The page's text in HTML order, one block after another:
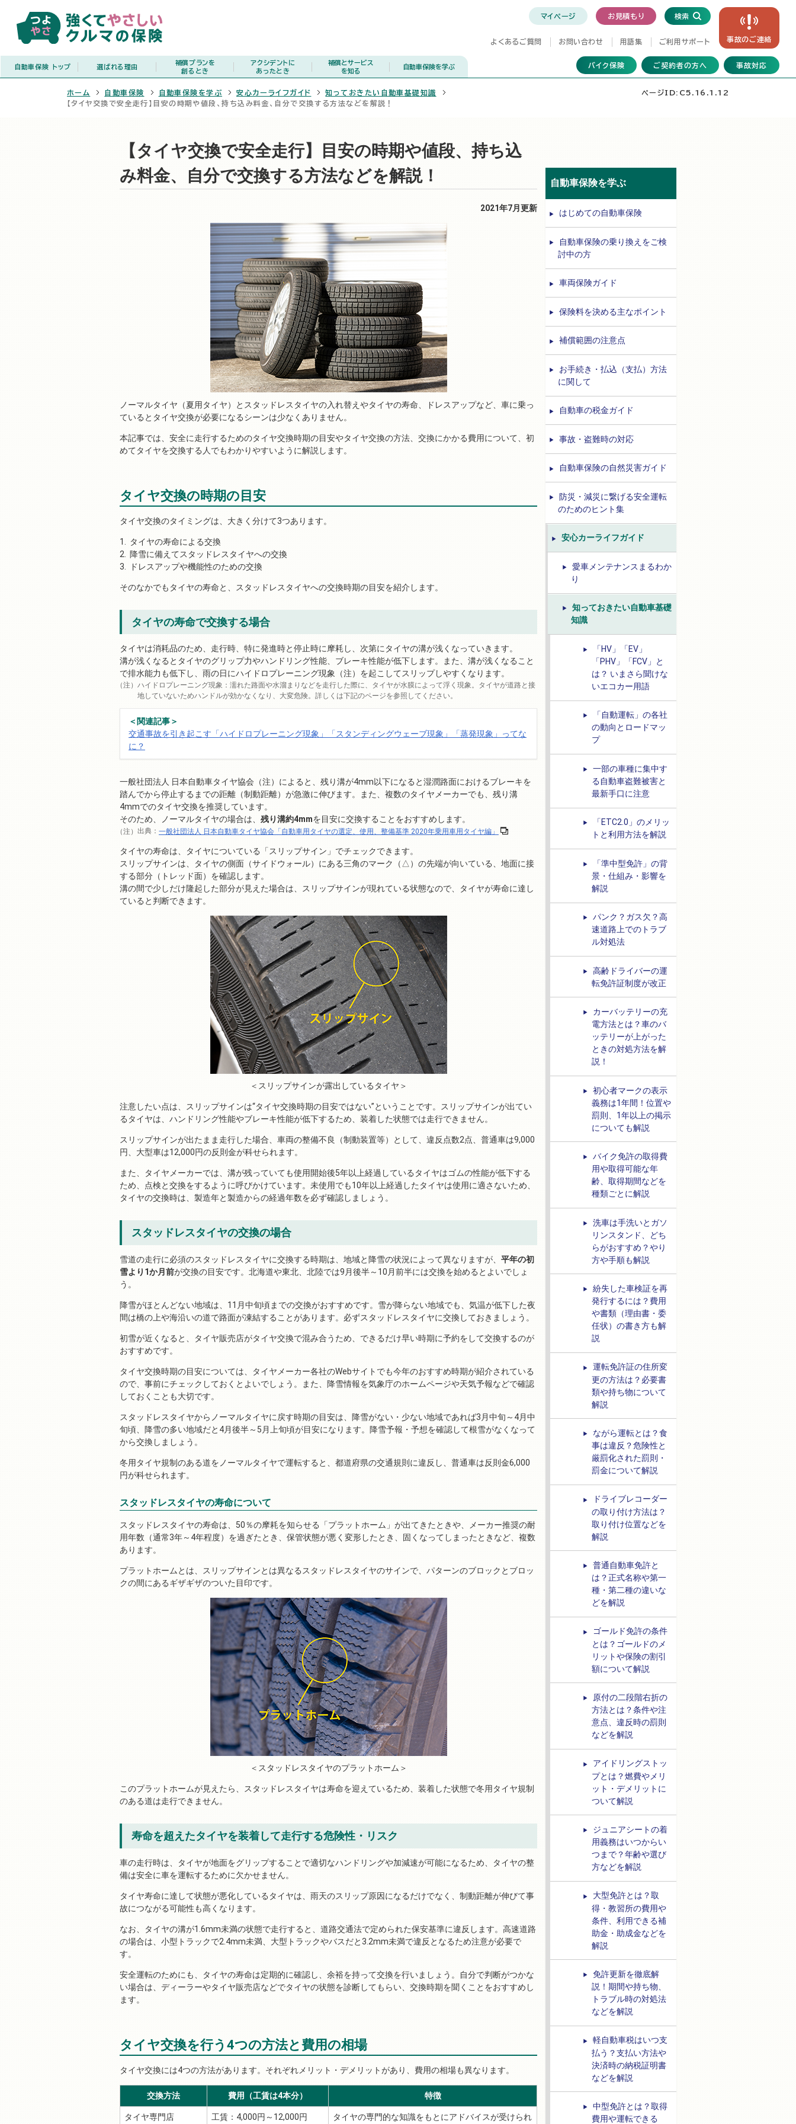
マイページ お見積もり 検索
事故のご連絡
よくあるご質問 お問い合わせ 用語集 ご利用サポート
自動車保険 トップ 選ばれる理由
補償プランを
創るとき
アクシデントに
あったとき
補償とサービス
を知る
自動車保険を学ぶ バイク保険 ご契約者の方へ 事故対応
ページID:C5.16.1.12
ホーム 自動車保険 自動車保険を学ぶ 安心カーライフガイド
知っておきたい自動車基礎知識
【タイヤ交換で安全走行】目安の時期や値段、持ち込み料金、自分で交換する方法などを解説！
【タイヤ交換で安全走行】目安の時期や値段、持ち込
み料金、自分で交換する方法などを解説！
2021年7月更新
ノーマルタイヤ（夏用タイヤ）とスタッドレスタイヤの入れ替えやタイヤの寿命、ドレスアップなど、車に乗っ
ているとタイヤ交換が必要になるシーンは少なくありません。
本記事では、安全に走行するためのタイヤ交換時期の目安やタイヤ交換の方法、交換にかかる費用について、初
めてタイヤを交換する人でもわかりやすいように解説します。
タイヤ交換の時期の目安
タイヤ交換のタイミングは、大きく分けて3つあります。
タイヤの寿命による交換
降雪に備えてスタッドレスタイヤへの交換
ドレスアップや機能性のための交換
そのなかでもタイヤの寿命と、スタッドレスタイヤへの交換時期の目安を紹介します。
タイヤの寿命で交換する場合
タイヤは消耗品のため、走行時、特に発進時と停止時に摩耗し、次第にタイヤの溝が浅くなっていきます。
溝が浅くなるとタイヤのグリップ力やハンドリング性能、ブレーキ性能が低下します。また、溝が浅くなること
で排水能力も低下し、雨の日にハイドロプレーニング現象（注）を起こしてスリップしやすくなります。
ハイドロプレーニング現象：濡れた路面や水溜まりなどを走行した際に、タイヤが水膜によって浮く現象。タイヤが道路と接
地していないためハンドルが効かなくなり、大変危険。詳しくは下記のページを参照してください。
＜関連記事＞
交通事故を引き起こす「ハイドロプレーニング現象」「スタンディングウェーブ現象」「蒸発現象」ってな
に？
一般社団法人 日本自動車タイヤ協会（注）によると、残り溝が4mm以下になると湿潤路面におけるブレーキを
踏んでから停止するまでの距離（制動距離）が急激に伸びます。また、複数のタイヤメーカーでも、残り溝
4mmでのタイヤ交換を推奨しています。
そのため、ノーマルタイヤの場合は、 残り溝約4mmを目安に交換することをおすすめします。
出典： 一般社団法人 日本自動車タイヤ協会「自動車用タイヤの選定、使用、整備基準 2020年乗用車用タイヤ編」
タイヤの寿命は、タイヤについている「スリップサイン」でチェックできます。
スリップサインは、タイヤの側面（サイドウォール）にある三角のマーク（△）の先端が向いている、地面に接
する部分（トレッド面）を確認します。
溝の間で少しだけ隆起した部分が見えた場合は、スリップサインが現れている状態なので、タイヤが寿命に達し
ていると判断できます。
＜スリップサインが露出しているタイヤ＞
注意したい点は、スリップサインは“タイヤ交換時期の目安ではない”ということです。スリップサインが出てい
るタイヤは、ハンドリング性能やブレーキ性能が低下するため、装着した状態では走行できません。
スリップサインが出たまま走行した場合、車両の整備不良（制動装置等）として、違反点数2点、普通車は9,000
円、大型車は12,000円の反則金が科せられます。
また、タイヤメーカーでは、溝が残っていても使用開始後5年以上経過しているタイヤはゴムの性能が低下する
ため、点検と交換をするように呼びかけています。未使用でも10年以上経過したタイヤは使用に適さないため、
タイヤの交換時は、製造年と製造からの経過年数を必ず確認しましょう。
スタッドレスタイヤの交換の場合
雪道の走行に必須のスタッドレスタイヤに交換する時期は、地域と降雪の状況によって異なりますが、 平年の初
雪より1か月前が交換の目安です。北海道や東北、北陸では9月後半～10月前半には交換を始めるとよいでしょ
う。
降雪がほとんどない地域は、11月中旬頃までの交換がおすすめです。雪が降らない地域でも、気温が低下した夜
間は橋の上や海沿いの道で路面が凍結することがあります。必ずスタッドレスタイヤに交換しておきましょう。
初雪が近くなると、タイヤ販売店がタイヤ交換で混み合うため、できるだけ早い時期に予約をして交換するのが
おすすめです。
タイヤ交換時期の目安については、タイヤメーカー各社のWebサイトでも今年のおすすめ時期が紹介されている
ので、事前にチェックしておくとよいでしょう。また、降雪情報を気象庁のホームページや天気予報などで確認
しておくことも大切です。
スタッドレスタイヤからノーマルタイヤに戻す時期の目安は、降雪がない・少ない地域であれば3月中旬～4月中
旬頃、降雪の多い地域だと4月後半～5月上旬頃が目安になります。降雪予報・予想を確認して根雪がなくなって
から交換しましょう。
冬用タイヤ規制のある道をノーマルタイヤで運転すると、都道府県の交通規則に違反し、普通車は反則金6,000
円が科せられます。
スタッドレスタイヤの寿命について
スタッドレスタイヤの寿命は、50％の摩耗を知らせる「プラットホーム」が出てきたときや、メーカー推奨の耐
用年数（通常3年～4年程度）を過ぎたとき、保管状態が悪く変形したとき、固くなってしまったときなど、複数
あります。
プラットホームとは、スリップサインとは異なるスタッドレスタイヤのサインで、パターンのブロックとブロッ
クの間にあるギザギザのついた目印です。
＜スタッドレスタイヤのプラットホーム＞
このプラットホームが見えたら、スタッドレスタイヤは寿命を迎えているため、装着した状態で冬用タイヤ規制
のある道は走行できません。
寿命を超えたタイヤを装着して走行する危険性・リスク
車の走行時は、タイヤが地面をグリップすることで適切なハンドリングや加減速が可能になるため、タイヤの整
備は安全に車を運転するために欠かせません。
タイヤ寿命に達して状態が悪化しているタイヤは、雨天のスリップ原因になるだけでなく、制動距離が伸びて事
故につながる可能性も高くなります。
なお、タイヤの溝が1.6mm未満の状態で走行すると、道路交通法で定められた保安基準に違反します。高速道路
の場合は、小型トラックで2.4mm未満、大型トラックやバスだと3.2mm未満で違反となるため注意が必要で
す。
安全運転のためにも、タイヤの寿命は定期的に確認し、余裕を持って交換を行いましょう。自分で判断がつかな
い場合は、ディーラーやタイヤ販売店などでタイヤの状態を診断してもらい、交換時期を聞くことをおすすめし
ます。
タイヤ交換を行う4つの方法と費用の相場
タイヤ交換には4つの方法があります。それぞれメリット・デメリットがあり、費用の相場も異なります。
交換方法 費用（工賃は4本分） 特徴
タイヤ専門店 工賃：4,000円～12,000円 タイヤの専門的な知識をもとにアドバイスが受けられ
自動車保険を学ぶ
はじめての自動車保険
自動車保険の乗り換えをご検
討中の方
車両保険ガイド
保険料を決める主なポイント
補償範囲の注意点
お手続き・払込（支払）方法
に関して
自動車の税金ガイド
事故・盗難時の対応
自動車保険の自然災害ガイド
防災・減災に繋げる安全運転
のためのヒント集
安心カーライフガイド
愛車メンテナンスまるわか
り
知っておきたい自動車基礎
知識
「HV」「EV」
「PHV」「FCV」と
は？ いまさら聞けな
いエコカー用語
「自動運転」の各社
の動向とロードマッ
プ
一部の車種に集中す
る自動車盗難被害と
最新手口に注意
「ETC2.0」のメリッ
トと利用方法を解説
「準中型免許」の背
景・仕組み・影響を
解説
パンク？ガス欠？高
速道路上でのトラブ
ル対処法
高齢ドライバーの運
転免許証制度が改正
カーバッテリーの充
電方法とは？車のバ
ッテリーが上がった
ときの対処方法を解
説！
初心者マークの表示
義務は1年間！位置や
罰則、1年以上の掲示
についても解説
バイク免許の取得費
用や取得可能な年
齢、取得期間などを
種類ごとに解説
洗車は手洗いとガソ
リンスタンド、どち
らがおすすめ？やり
方や手順も解説
紛失した車検証を再
発行するには？費用
や書類（理由書・委
任状）の書き方も解
説
運転免許証の住所変
更の方法は？必要書
類や持ち物について
解説
ながら運転とは？食
事は違反？危険性と
厳罰化された罰則・
罰金について解説
ドライブレコーダー
の取り付け方法は？
取り付け位置などを
解説
普通自動車免許と
は？正式名称や第一
種・第二種の違いな
どを解説
ゴールド免許の条件
とは？ゴールドのメ
リットや保険の割引
額について解説
原付の二段階右折の
方法とは？条件や注
意点、違反時の罰則
などを解説
アイドリングストッ
プとは？燃費やメリ
ット・デメリットに
ついて解説
ジュニアシートの着
用義務はいつからい
つまで？年齢や選び
方などを解説
大型免許とは？取
得・教習所の費用や
条件、利用できる補
助金・助成金などを
解説
免許更新を徹底解
説！期間や持ち物、
トラブル時の対処法
などを解説
軽自動車税はいつ支
払う？支払い方法や
決済時の納税証明書
などを解説
中型免許とは？取得
費用や運転できる